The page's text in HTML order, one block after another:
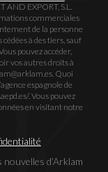
EXPORT, S.L.
commerciales
de la personne
à des tiers, sauf
pouvez accéder,
vos autres droits à
Quoi
espagnole de
. Vous pouvez
en visitant notre
nouvelles d’Arklam